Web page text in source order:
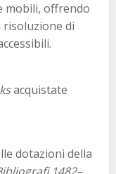
mobili, offrendo
risoluzione di
acquistate
dotazioni della